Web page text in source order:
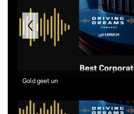
Gold geet un